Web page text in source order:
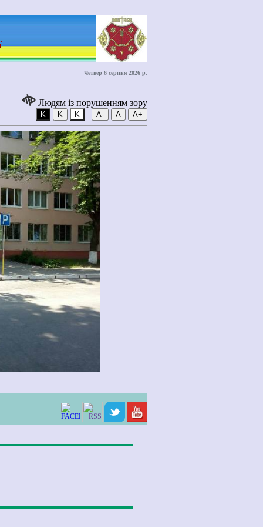
Четвер 6 серпня 2026 р.
Людям із порушенням зору
K K K A- A A+